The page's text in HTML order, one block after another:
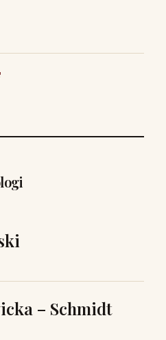
– Schmidt